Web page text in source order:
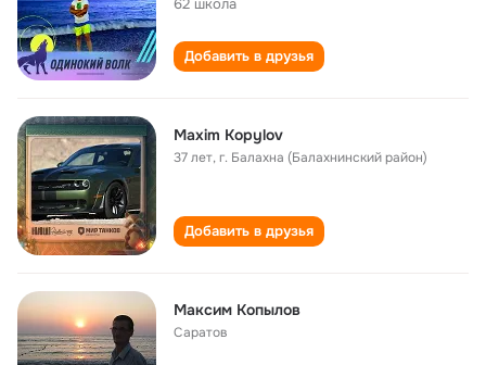
62 школа
Добавить в друзья
Maxim Kopylov
37 лет,г. Балахна (Балахнинский район)
Добавить в друзья
Максим Копылов
Саратов